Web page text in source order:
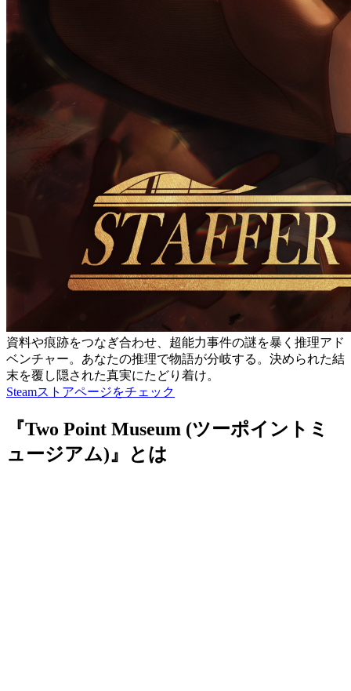
資料や痕跡をつなぎ合わせ、超能力事件の謎を暴く推理アド
ベンチャー。あなたの推理で物語が分岐する。決められた結
末を覆し隠された真実にたどり着け。
Steamストアページをチェック
『Two Point Museum (ツーポイントミ
ュージアム)』とは